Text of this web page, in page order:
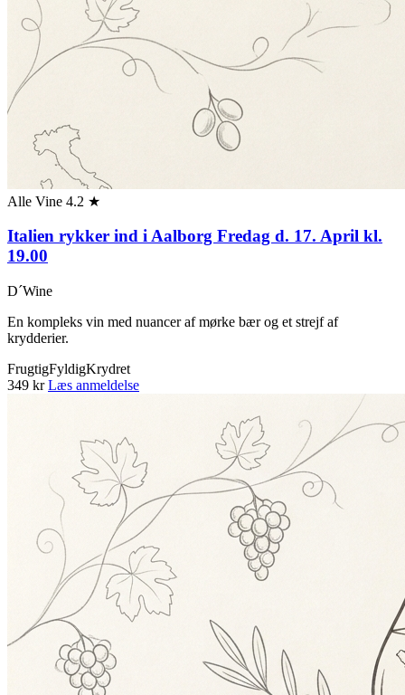
Alle Vine 4.2 ★
Italien rykker ind i Aalborg Fredag d. 17. April kl.
19.00
D´Wine
En kompleks vin med nuancer af mørke bær og et strejf af
krydderier.
FrugtigFyldigKrydret
349 kr Læs anmeldelse